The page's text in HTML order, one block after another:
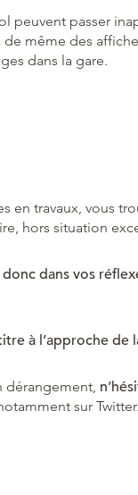
peuvent passer
même des
dans la gare.
en travaux, vous
hors situation
donc dans vos
à l’approche de
dérangement,
sur Twitter.